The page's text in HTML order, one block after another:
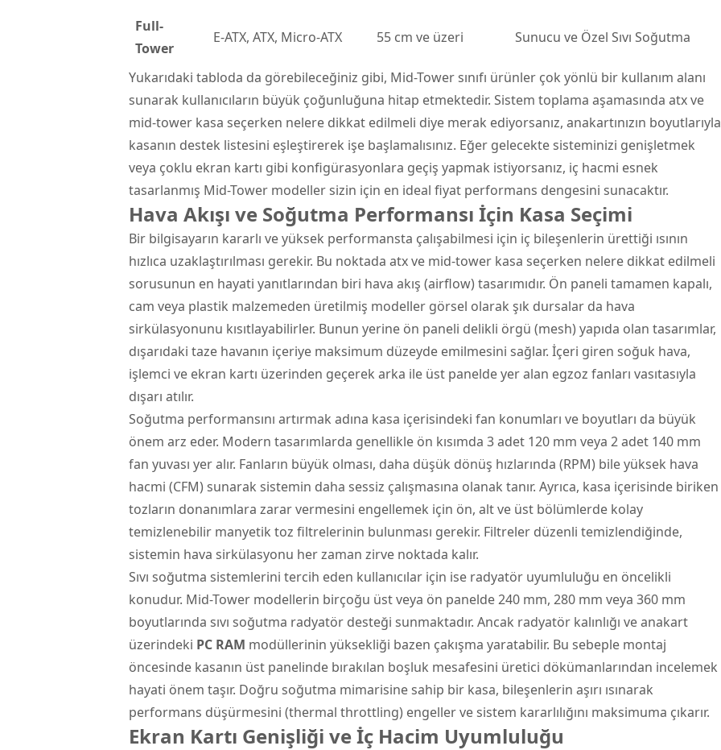
Full-
Tower
E-ATX, ATX, Micro-ATX 55 cm ve üzeri Sunucu ve Özel Sıvı Soğutma
Yukarıdaki tabloda da görebileceğiniz gibi, Mid-Tower sınıfı ürünler çok yönlü bir kullanım alanı
sunarak kullanıcıların büyük çoğunluğuna hitap etmektedir. Sistem toplama aşamasında atx ve
mid-tower kasa seçerken nelere dikkat edilmeli diye merak ediyorsanız, anakartınızın boyutlarıyla
kasanın destek listesini eşleştirerek işe başlamalısınız. Eğer gelecekte sisteminizi genişletmek
veya çoklu ekran kartı gibi konfigürasyonlara geçiş yapmak istiyorsanız, iç hacmi esnek
tasarlanmış Mid-Tower modeller sizin için en ideal fiyat performans dengesini sunacaktır.
Hava Akışı ve Soğutma Performansı İçin Kasa Seçimi
Bir bilgisayarın kararlı ve yüksek performansta çalışabilmesi için iç bileşenlerin ürettiği ısının
hızlıca uzaklaştırılması gerekir. Bu noktada atx ve mid-tower kasa seçerken nelere dikkat edilmeli
sorusunun en hayati yanıtlarından biri hava akış (airflow) tasarımıdır. Ön paneli tamamen kapalı,
cam veya plastik malzemeden üretilmiş modeller görsel olarak şık dursalar da hava
sirkülasyonunu kısıtlayabilirler. Bunun yerine ön paneli delikli örgü (mesh) yapıda olan tasarımlar,
dışarıdaki taze havanın içeriye maksimum düzeyde emilmesini sağlar. İçeri giren soğuk hava,
işlemci ve ekran kartı üzerinden geçerek arka ile üst panelde yer alan egzoz fanları vasıtasıyla
dışarı atılır.
Soğutma performansını artırmak adına kasa içerisindeki fan konumları ve boyutları da büyük
önem arz eder. Modern tasarımlarda genellikle ön kısımda 3 adet 120 mm veya 2 adet 140 mm
fan yuvası yer alır. Fanların büyük olması, daha düşük dönüş hızlarında (RPM) bile yüksek hava
hacmi (CFM) sunarak sistemin daha sessiz çalışmasına olanak tanır. Ayrıca, kasa içerisinde biriken
tozların donanımlara zarar vermesini engellemek için ön, alt ve üst bölümlerde kolay
temizlenebilir manyetik toz filtrelerinin bulunması gerekir. Filtreler düzenli temizlendiğinde,
sistemin hava sirkülasyonu her zaman zirve noktada kalır.
Sıvı soğutma sistemlerini tercih eden kullanıcılar için ise radyatör uyumluluğu en öncelikli
konudur. Mid-Tower modellerin birçoğu üst veya ön panelde 240 mm, 280 mm veya 360 mm
boyutlarında sıvı soğutma radyatör desteği sunmaktadır. Ancak radyatör kalınlığı ve anakart
üzerindeki PC RAM modüllerinin yüksekliği bazen çakışma yaratabilir. Bu sebeple montaj
öncesinde kasanın üst panelinde bırakılan boşluk mesafesini üretici dökümanlarından incelemek
hayati önem taşır. Doğru soğutma mimarisine sahip bir kasa, bileşenlerin aşırı ısınarak
performans düşürmesini (thermal throttling) engeller ve sistem kararlılığını maksimuma çıkarır.
Ekran Kartı Genişliği ve İç Hacim Uyumluluğu